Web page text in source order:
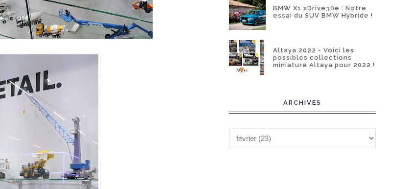
BMW X1 xDrive30e : Notre
essai du SUV BMW Hybride !
Altaya 2022 - Voici les
possibles collections
miniature Altaya pour 2022 !
ARCHIVES